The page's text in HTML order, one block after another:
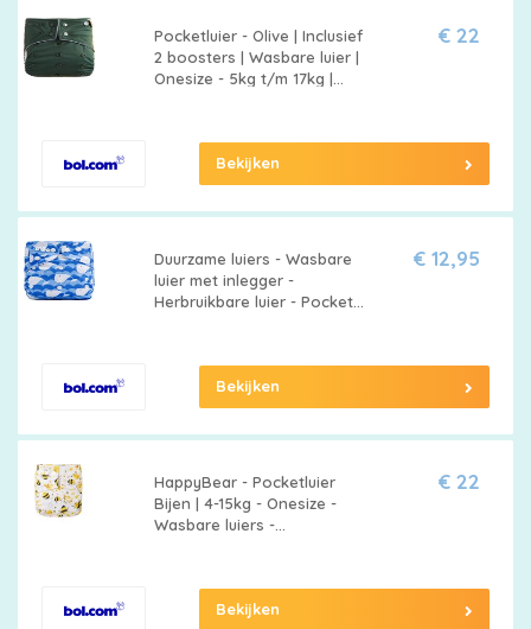
Pocketluier - Olive | Inclusief
2 boosters | Wasbare luier |
Onesize - 5kg t/m 17kg |
€ 22
Bekijken
Duurzame luiers - Wasbare
luier met inlegger -
Herbruikbare luier - Pocket
€ 12,95
Bekijken
HappyBear - Pocketluier
Bijen | 4-15kg - Onesize -
Wasbare luiers -
€ 22
Bekijken